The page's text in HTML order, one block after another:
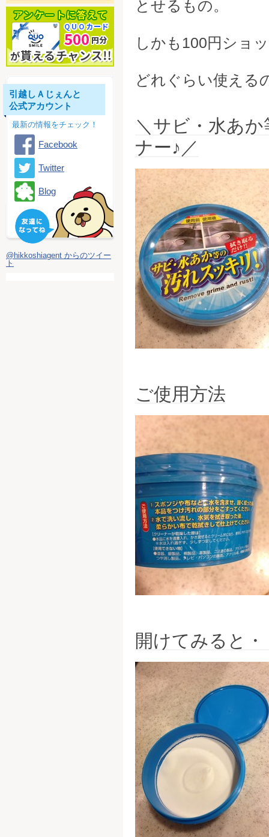
とせるもの。
しかも100円ショ
どれぐらい使える
＼サビ・水あ
ナー♪／
ご使用方法
開けてみると・
引越しＡじぇんと
公式アカウント
最新の情報をチェック！
Facebook
Twitter
Blog
@hikkoshiagent からのツイー
ト